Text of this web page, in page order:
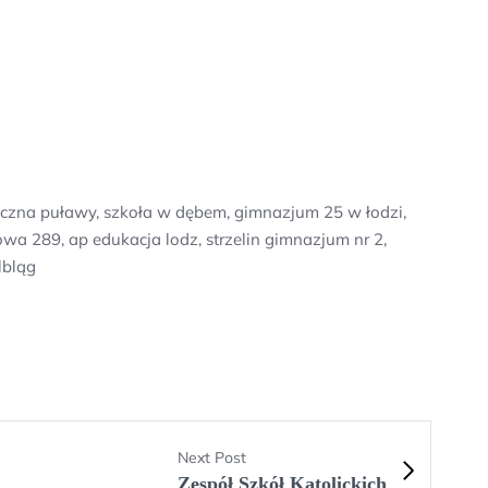
puławy, szkoła w dębem, gimnazjum 25 w łodzi,
289, ap edukacja lodz, strzelin gimnazjum nr 2,
Next Post
Zespół Szkół Katolickich